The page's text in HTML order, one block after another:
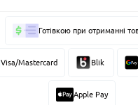
Готівкою при отриманні
Visa/Mastercard Blik
Apple Pay